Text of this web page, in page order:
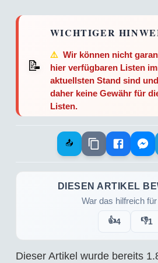
📝
WICHTIGER
⚠️ Wir können nicht
hier verfügbaren Listen
aktuellsten Stand sind
daher keine Gewähr für
Listen.
📤
DIESEN ARTIKEL
War das hilfreich
👍4 👎1
Dieser Artikel wurde bereits